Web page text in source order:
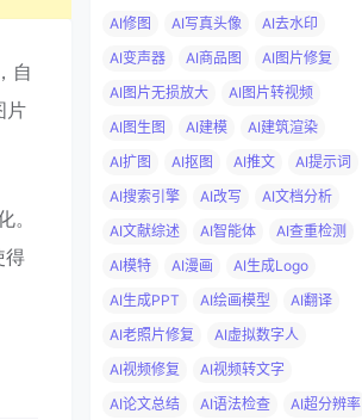
自
片
得
AI修图 AI写真头像
AI去水印
AI变声器
AI商品图
AI图片修复
AI图片无损放大
AI图片转视频
AI图生图
AI建模
AI建筑渲染
AI扩图
AI抠图 AI推文
AI提示词
AI搜索引擎
AI改写
AI文档分析
AI文献综述
AI智能体
AI查重检测
AI模特
AI漫画
AI生成Logo
AI生成PPT
AI绘画模型
AI翻译
AI老照片修复
AI虚拟数字人
AI视频修复
AI视频转文字
AI论文总结
AI语法检查
AI超分辨率